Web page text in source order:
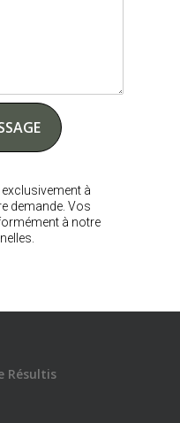
à
demande. Vos
à notre
Résultis